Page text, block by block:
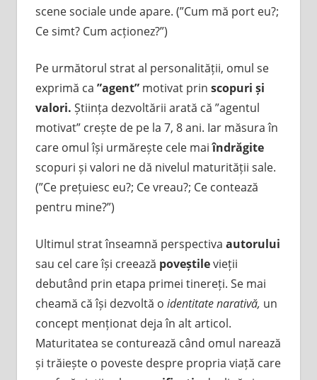
scene sociale unde apare. (”Cum mă port eu?;
Ce simt? Cum acționez?”)
Pe următorul strat al personalității, omul se
exprimă ca ”agent”motivat prin scopuri și
valori. Știința dezvoltării arată că ”agentul
motivat” crește de pe la 7, 8 ani. Iar măsura în
care omul își urmărește cele maiîndrăgite
scopuri și valori ne dă nivelul maturității sale.
(”Ce prețuiesc eu?; Ce vreau?; Ce contează
pentru mine?”)
Ultimul strat înseamnă perspectiva autorului
sau cel care își creează poveștilevieții
debutând prin etapa primei tinereți. Se mai
cheamă că își dezvoltă o identitate narativă, un
concept menționat deja în alt articol.
Maturitatea se conturează când omul narează
și trăiește o poveste despre propria viață care